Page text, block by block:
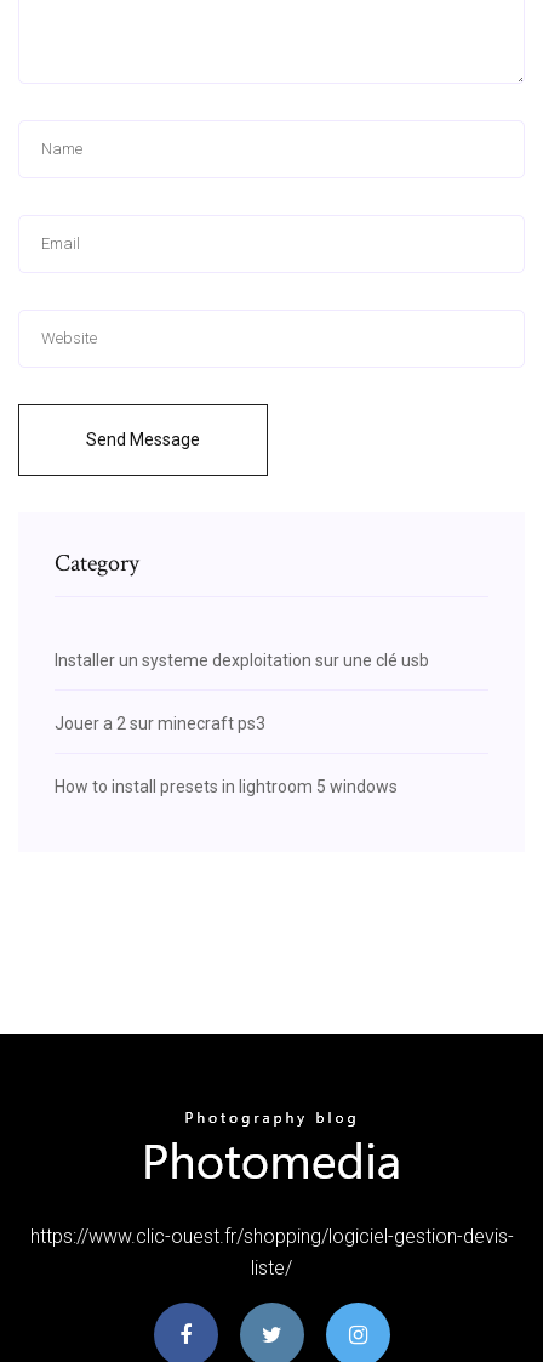
Send Message
Category
Installer un systeme dexploitation sur une clé usb
Jouer a 2 sur minecraft ps3
How to install presets in lightroom 5 windows
https://www.clic-ouest.fr/shopping/logiciel-gestion-devis-
liste/